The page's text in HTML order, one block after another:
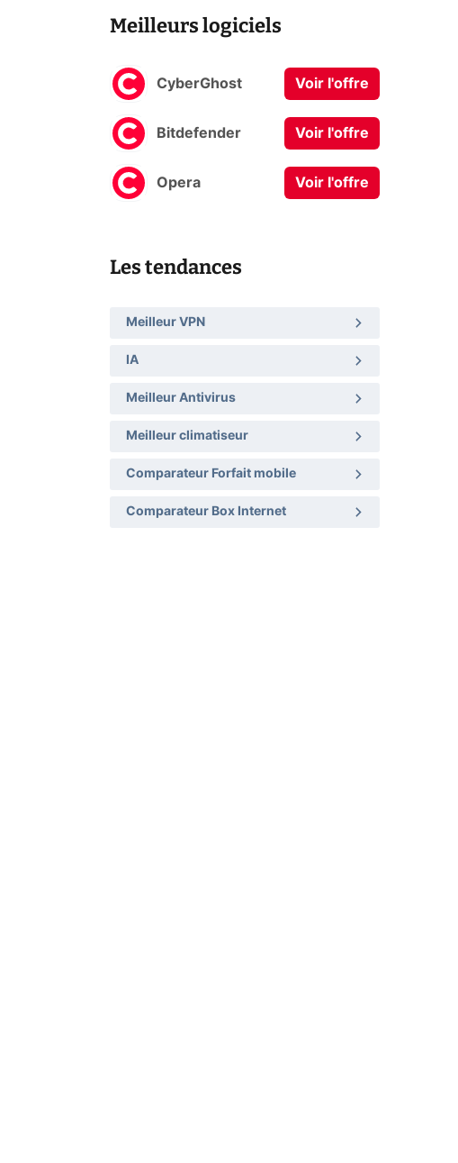
Meilleurs logiciels
CyberGhost Voir l'offre
Bitdefender Voir l'offre
Opera Voir l'offre
Les tendances
Meilleur VPN
IA
Meilleur Antivirus
Meilleur climatiseur
Comparateur Forfait mobile
Comparateur Box Internet